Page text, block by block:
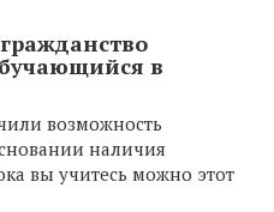
в
возможность
наличия
вы учитесь можно этот